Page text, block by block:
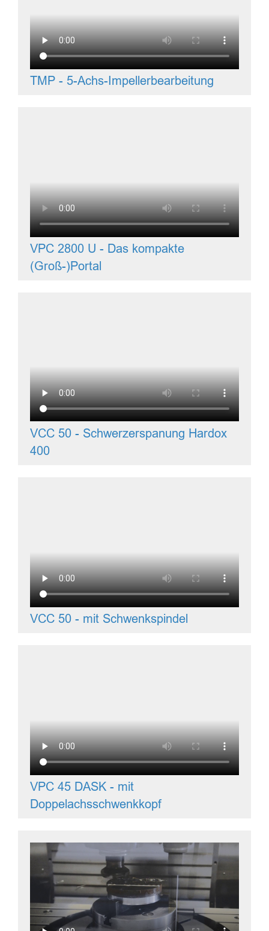
TMP - 5-Achs-Impellerbearbeitung
VPC 2800 U - Das kompakte
(Groß-)Portal
VCC 50 - Schwerzerspanung Hardox
400
VCC 50 - mit Schwenkspindel
VPC 45 DASK - mit
Doppelachsschwenkkopf